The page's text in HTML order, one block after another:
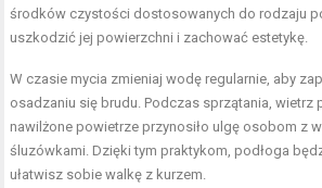
środków czystości dostosowanych do rodzaju
uszkodzić jej powierzchni i zachować estetykę.
W czasie mycia zmieniaj wodę regularnie, aby
osadzaniu się brudu. Podczas sprzątania, wietrz
nawilżone powietrze przynosiło ulgę osobom z
śluzówkami. Dzięki tym praktykom, podłoga
ułatwisz sobie walkę z kurzem.